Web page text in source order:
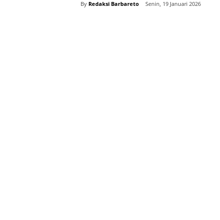
By Redaksi Barbareto Senin, 19 Januari 2026